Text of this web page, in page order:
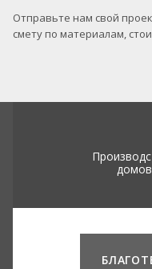
Отправьте нам свой
смету по материалам,